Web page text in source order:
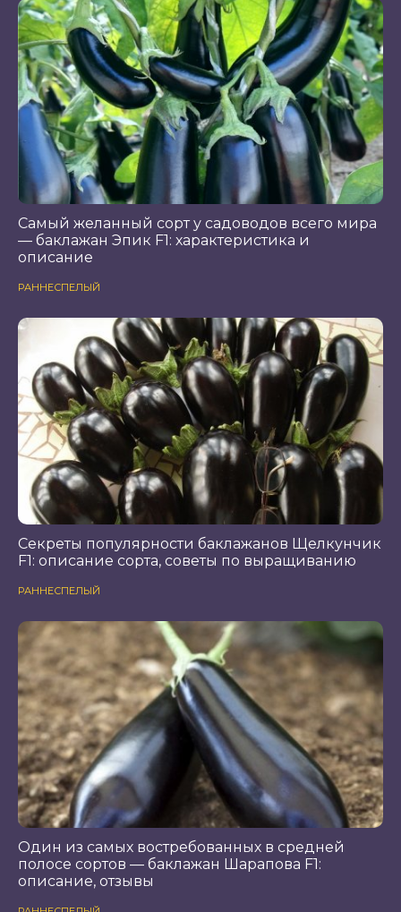
Самый желанный сорт у садоводов всего мира
— баклажан Эпик F1: характеристика и
описание
РАННЕСПЕЛЫЙ
Секреты популярности баклажанов Щелкунчик
F1: описание сорта, советы по выращиванию
РАННЕСПЕЛЫЙ
Один из самых востребованных в средней
полосе сортов — баклажан Шарапова F1:
описание, отзывы